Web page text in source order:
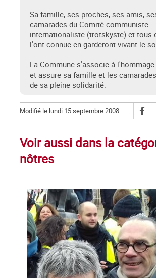
Sa famille, ses proches, ses amis,
camarades du Comité communiste
internationaliste (trotskyste) et tous
l'ont connue en garderont vivant le
La Commune s'associe à
et assure sa famille et les
de sa pleine solidarité.
Modifié le lundi 15 septembre 2008
Voir aussi dans la
nôtres